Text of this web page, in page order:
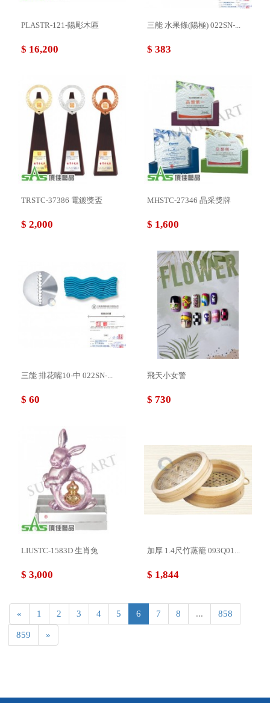
PLASTR-121-陽彫木匾
$ 16,200
三能 水果條(陽極) 022SN-...
$ 383
TRSTC-37386 電鍍獎盃
$ 2,000
MHSTC-27346 晶采獎牌
$ 1,600
三能 排花嘴10-中 022SN-...
$ 60
飛天小女警
$ 730
LIUSTC-1583D 生肖兔
$ 3,000
加厚 1.4尺竹蒸籠 093Q01...
$ 1,844
« 1 2 3 4 5 6 7 8 ... 858
859 »